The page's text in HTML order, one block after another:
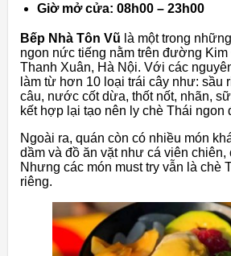
Giờ mở cửa: 08h00 – 23h00
Bếp Nhà Tôn Vũ là một trong
ngon nức tiếng nằm trên đường Kim
Thanh Xuân, Hà Nội. Với các
làm từ hơn 10 loại trái cây như: sầu
câu, nước cốt dừa, thốt nốt, nhãn,
kết hợp lại tạo nên ly chè Thái ngon
Ngoài ra, quán còn có nhiều món
dầm và đồ ăn vặt như cá viên chiên,
Nhưng các món must try vẫn là chè
riêng.